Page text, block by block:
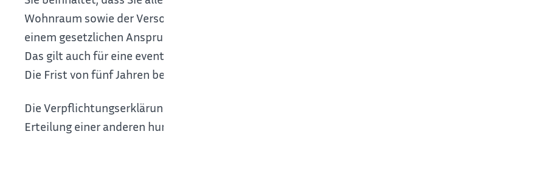
Wohnraum sowie der Versorgung im Krankheitsfall und bei Pflegebedürftigkeit anfallen, auch wenn die
einem gesetzlichen Anspruch des Ausländers beruhen.
Das gilt auch für eine eventuelle Rückreise in den Heimatstaat (Ausreise- beziehungsweise
Die Frist von fünf Jahren beginnt mit der durch die Verpflichtungserklärung ermöglichten Einreise des
Die Verpflichtungserklärung erlischt weder durch die Anerkennung als Schutzberechtigter nach dem
Erteilung einer anderen humanitären Aufenthaltserlaubnis.